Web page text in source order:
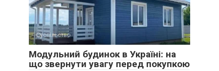
Суспільство
Модульний будинок в Україні: на
що звернути увагу перед покупкою